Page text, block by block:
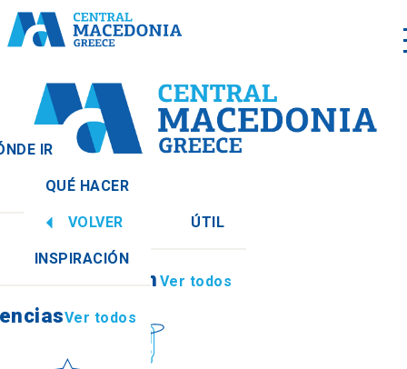
IR
QUÉ HACER
VOLVER ÚTIL
Información Ver todos
INSPIRACIÓN
Ver todos